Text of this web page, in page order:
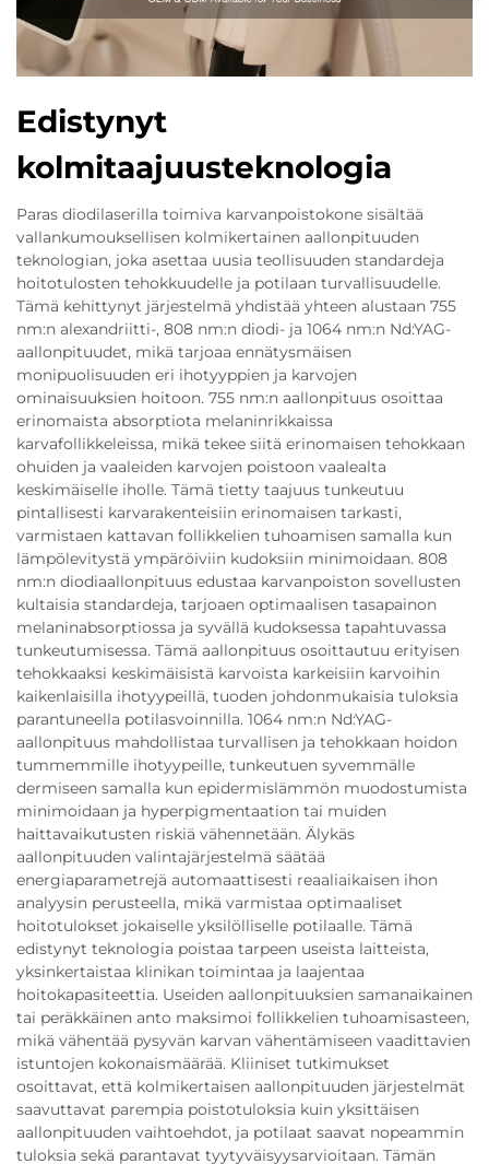
Edistynyt
kolmitaajuusteknologia
Paras diodilaserilla toimiva karvanpoistokone sisältää
vallankumouksellisen kolmikertainen aallonpituuden
teknologian, joka asettaa uusia teollisuuden standardeja
hoitotulosten tehokkuudelle ja potilaan turvallisuudelle.
Tämä kehittynyt järjestelmä yhdistää yhteen alustaan 755
nm:n alexandriitti-, 808 nm:n diodi- ja 1064 nm:n Nd:YAG-
aallonpituudet, mikä tarjoaa ennätysmäisen
monipuolisuuden eri ihotyyppien ja karvojen
ominaisuuksien hoitoon. 755 nm:n aallonpituus osoittaa
erinomaista absorptiota melaninrikkaissa
karvafollikkeleissa, mikä tekee siitä erinomaisen tehokkaan
ohuiden ja vaaleiden karvojen poistoon vaalealta
keskimäiselle iholle. Tämä tietty taajuus tunkeutuu
pintallisesti karvarakenteisiin erinomaisen tarkasti,
varmistaen kattavan follikkelien tuhoamisen samalla kun
lämpölevitystä ympäröiviin kudoksiin minimoidaan. 808
nm:n diodiaallonpituus edustaa karvanpoiston sovellusten
kultaisia standardeja, tarjoaen optimaalisen tasapainon
melaninabsorptiossa ja syvällä kudoksessa tapahtuvassa
tunkeutumisessa. Tämä aallonpituus osoittautuu erityisen
tehokkaaksi keskimäisistä karvoista karkeisiin karvoihin
kaikenlaisilla ihotyypeillä, tuoden johdonmukaisia tuloksia
parantuneella potilasvoinnilla. 1064 nm:n Nd:YAG-
aallonpituus mahdollistaa turvallisen ja tehokkaan hoidon
tummemmille ihotyypeille, tunkeutuen syvemmälle
dermiseen samalla kun epidermislämmön muodostumista
minimoidaan ja hyperpigmentaation tai muiden
haittavaikutusten riskiä vähennetään. Älykäs
aallonpituuden valintajärjestelmä säätää
energiaparametrejä automaattisesti reaaliaikaisen ihon
analyysin perusteella, mikä varmistaa optimaaliset
hoitotulokset jokaiselle yksilölliselle potilaalle. Tämä
edistynyt teknologia poistaa tarpeen useista laitteista,
yksinkertaistaa klinikan toimintaa ja laajentaa
hoitokapasiteettia. Useiden aallonpituuksien samanaikainen
tai peräkkäinen anto maksimoi follikkelien tuhoamisasteen,
mikä vähentää pysyvän karvan vähentämiseen vaadittavien
istuntojen kokonaismäärää. Kliiniset tutkimukset
osoittavat, että kolmikertaisen aallonpituuden järjestelmät
saavuttavat parempia poistotuloksia kuin yksittäisen
aallonpituuden vaihtoehdot, ja potilaat saavat nopeammin
tuloksia sekä parantavat tyytyväisyysarvioitaan. Tämän